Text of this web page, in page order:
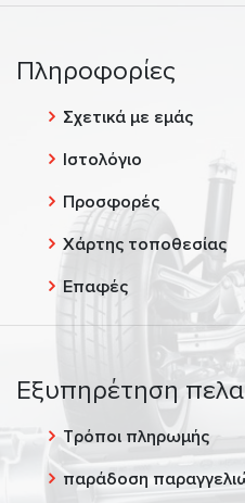
Πληροφορίες
Σχετικά με εμάς
Ιστολόγιο
Προσφορές
Χάρτης τοποθεσίας
Επαφές
Εξυπηρέτηση
Τρόποι πληρωμής
παράδοση